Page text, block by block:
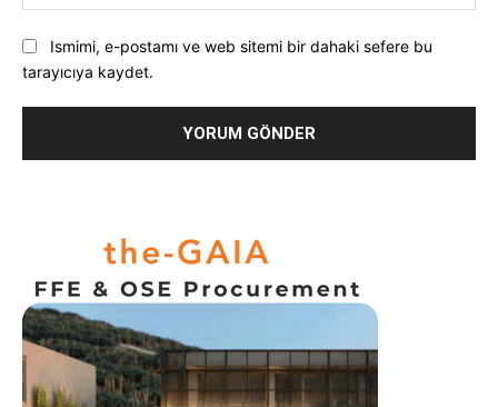
Ismimi, e-postamı ve web sitemi bir dahaki sefere bu
tarayıcıya kaydet.